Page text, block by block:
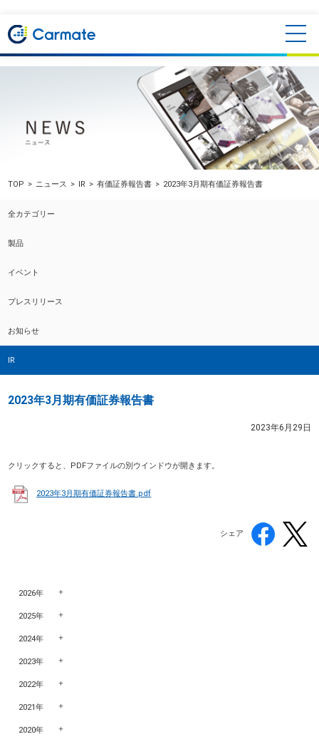
TOP ニュース IR 有価証券報告書 2023年3月期有価証券報告書
全カテゴリー
製品
イベント
プレスリリース
お知らせ
IR
2023年3月期有価証券報告書
2023年6月29日
クリックすると、PDFファイルの別ウインドウが開きます。
2023年3月期有価証券報告書.pdf
シェア
2026年
2025年
2024年
2023年
2022年
2021年
2020年